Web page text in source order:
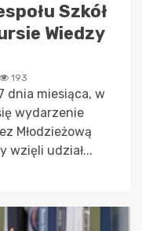
Szkół
Wiedzy
193
dnia miesiąca, w
wydarzenie
Młodzieżową
wzięli udział...